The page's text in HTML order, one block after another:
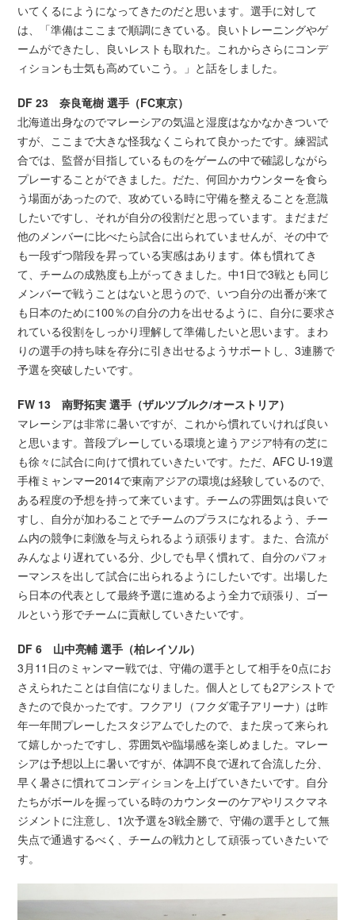
いてくるにようになってきたのだと思います。選手に対して
は、「準備はここまで順調にきている。良いトレーニングやゲ
ームができたし、良いレストも取れた。これからさらにコンデ
ィションも士気も高めていこう。」と話をしました。
DF 23 奈良竜樹 選手（FC東京）
北海道出身なのでマレーシアの気温と湿度はなかなかきついで
すが、ここまで大きな怪我なくこられて良かったです。練習試
合では、監督が目指しているものをゲームの中で確認しながら
プレーすることができました。だた、何回かカウンターを食ら
う場面があったので、攻めている時に守備を整えることを意識
したいですし、それが自分の役割だと思っています。まだまだ
他のメンバーに比べたら試合に出られていませんが、その中で
も一段ずつ階段を昇っている実感はあります。体も慣れてき
て、チームの成熟度も上がってきました。中1日で3戦とも同じ
メンバーで戦うことはないと思うので、いつ自分の出番が来て
も日本のために100％の自分の力を出せるように、自分に要求さ
れている役割をしっかり理解して準備したいと思います。まわ
りの選手の持ち味を存分に引き出せるようサポートし、3連勝で
予選を突破したいです。
FW 13 南野拓実 選手（ザルツブルク/オーストリア）
マレーシアは非常に暑いですが、これから慣れていければ良い
と思います。普段プレーしている環境と違うアジア特有の芝に
も徐々に試合に向けて慣れていきたいです。ただ、AFC U-19選
手権ミャンマー2014で東南アジアの環境は経験しているので、
ある程度の予想を持って来ています。チームの雰囲気は良いで
すし、自分が加わることでチームのプラスになれるよう、チー
ム内の競争に刺激を与えられるよう頑張ります。また、合流が
みんなより遅れている分、少しでも早く慣れて、自分のパフォ
ーマンスを出して試合に出られるようにしたいです。出場した
ら日本の代表として最終予選に進めるよう全力で頑張り、ゴー
ルという形でチームに貢献していきたいです。
DF 6 山中亮輔 選手（柏レイソル）
3月11日のミャンマー戦では、守備の選手として相手を0点にお
さえられたことは自信になりました。個人としても2アシストで
きたので良かったです。フクアリ（フクダ電子アリーナ）は昨
年一年間プレーしたスタジアムでしたので、また戻って来られ
て嬉しかったですし、雰囲気や臨場感を楽しめました。マレー
シアは予想以上に暑いですが、体調不良で遅れて合流した分、
早く暑さに慣れてコンディションを上げていきたいです。自分
たちがボールを握っている時のカウンターのケアやリスクマネ
ジメントに注意し、1次予選を3戦全勝で、守備の選手として無
失点で通過するべく、チームの戦力として頑張っていきたいで
す。